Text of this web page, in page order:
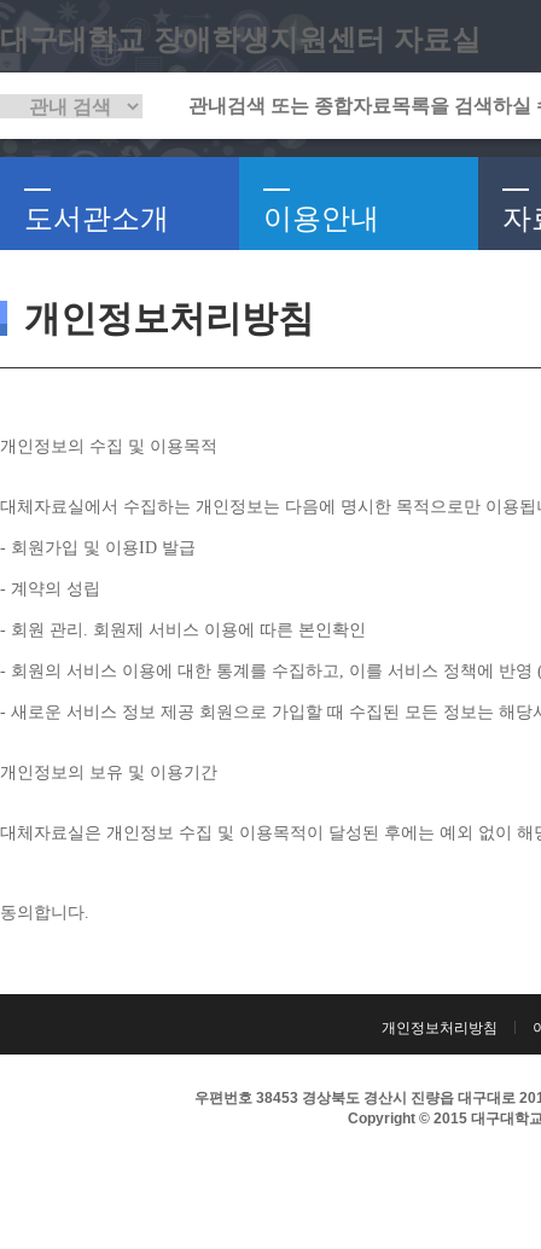
대구대학교 장애학생지원센터 자료실
도서관소개 이용안내 자
개인정보처리방침
개인정보의 수집 및 이용목적
대체자료실에서 수집하는 개인정보는 다음에 명시한 목적으로만 이용됩
- 회원가입 및 이용ID 발급
- 계약의 성립
- 회원 관리 . 회원제 서비스 이용에 따른 본인확인
- 회원의 서비스 이용에 대한 통계를 수집하고, 이를 서비스 정책에 반영
- 새로운 서비스 정보 제공 회원으로 가입할 때 수집된 모든 정보는 해
개인정보의 보유 및 이용기간
대체자료실은 개인정보 수집 및 이용목적이 달성된 후에는 예외 없이
동의합니다.
개인정보처리방침
우편번호 38453 경상북도 경산시 진량읍 대구대로
Copyright © 2015 대구대학